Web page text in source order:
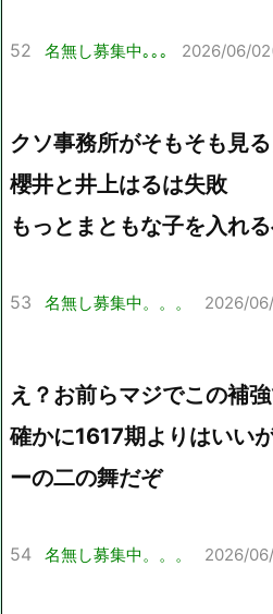
52 名無し募集中｡｡｡ 2026/06/
クソ事務所がそもそも見
櫻井と井上はるは失敗
もっとまともな子を入れ
53 名無し募集中。。。 2026/
え？お前らマジでこの補
確かに1617期よりはいい
ーの二の舞だぞ
54 名無し募集中。。。 2026/